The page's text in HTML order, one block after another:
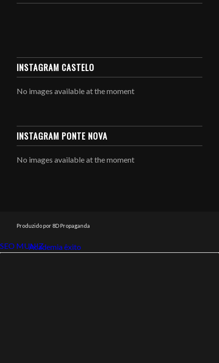
INSTAGRAM CASTELO
No images available at the moment
INSTAGRAM PONTE NOVA
No images available at the moment
Produzido por 8D Propaganda
SEO MUNIZ
Link112Academia êxito